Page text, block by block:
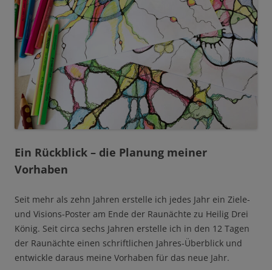
Ein Rückblick – die Planung meiner
Vorhaben
Seit mehr als zehn Jahren erstelle ich jedes Jahr ein Ziele-
und Visions-Poster am Ende der Raunächte zu Heilig Drei
König. Seit circa sechs Jahren erstelle ich in den 12 Tagen
der Raunächte einen schriftlichen Jahres-Überblick und
entwickle daraus meine Vorhaben für das neue Jahr.